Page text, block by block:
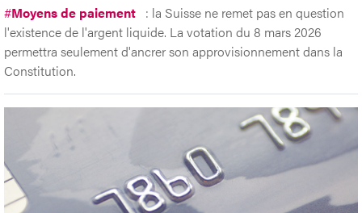
#Moyens de paiement : la Suisse ne remet pas en question
l'existence de l'argent liquide. La votation du 8 mars 2026
permettra seulement d'ancrer son approvisionnement dans la
Constitution.